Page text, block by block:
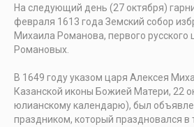
На следующий день (27 октября)
февраля 1613 года Земский собор
Михаила Романова, первого русского
Романовых.
В 1649 году указом царя Алексея
Казанской иконы Божией Матери, 22
юлианскому календарю), был
праздником, который праздновался в